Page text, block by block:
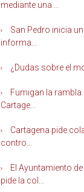
mediante una ...
San Pedro inicia
informa...
¿Dudas sobre el
Fumigan la rambla
Cartage...
Cartagena pide
contro...
El Ayuntamiento
pide la col...